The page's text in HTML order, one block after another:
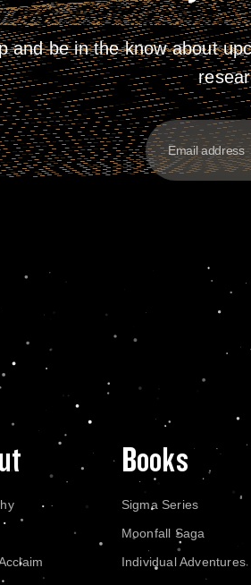
and be in the know about
Books
Sigma Series
Moonfall Saga
Individual Adventures